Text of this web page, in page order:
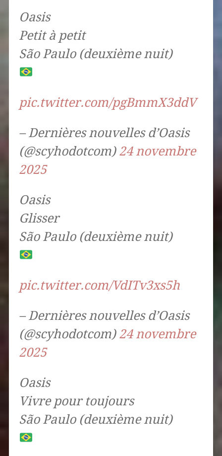
Oasis
Petit à petit
São Paulo (deuxième nuit)
pic.twitter.com/pgBmmX3ddV
– Dernières nouvelles d’Oasis
(@scyhodotcom) 24 novembre
2025
Oasis
Glisser
São Paulo (deuxième nuit)
pic.twitter.com/VdITv3xs5h
– Dernières nouvelles d’Oasis
(@scyhodotcom) 24 novembre
2025
Oasis
Vivre pour toujours
São Paulo (deuxième nuit)